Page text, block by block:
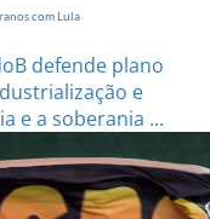
com Lula
defende plano
e
e a soberania ...